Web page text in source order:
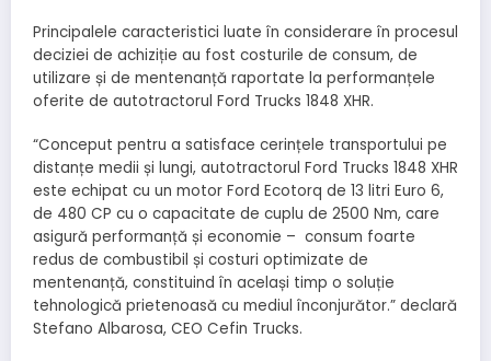
Principalele caracteristici luate în considerare în procesul
deciziei de achiziție au fost costurile de consum, de
utilizare și de mentenanță raportate la performanțele
oferite de autotractorul Ford Trucks 1848 XHR.
“Conceput pentru a satisface cerințele transportului pe
distanțe medii și lungi, autotractorul Ford Trucks 1848 XHR
este echipat cu un motor Ford Ecotorq de 13 litri Euro 6,
de 480 CP cu o capacitate de cuplu de 2500 Nm, care
asigură performanță și economie – consum foarte
redus de combustibil și costuri optimizate de
mentenanță, constituind în același timp o soluție
tehnologică prietenoasă cu mediul înconjurător.” declară
Stefano Albarosa, CEO Cefin Trucks.